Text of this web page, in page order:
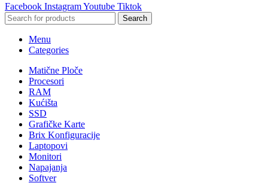
Facebook InstagramYoutube Tiktok
Search
Menu
Categories
Matične Ploče
Procesori
RAM
Kućišta
SSD
Grafičke Karte
Brix Konfiguracije
Laptopovi
Monitori
Napajanja
Softver